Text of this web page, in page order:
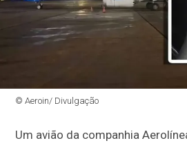
© Aeroin/ Divulgação
Um avião da companhia